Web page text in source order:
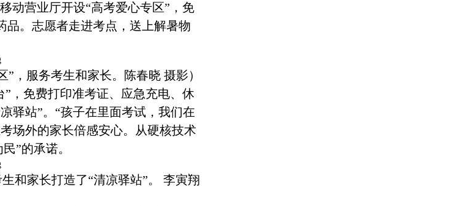
动营业厅开设“高考爱心专区”，免
品。志愿者走进考点，送上解暑物
”，服务考生和家长。陈春晓 摄影）
”，免费打印准考证、应急充电、休
驿站”。“孩子在里面考试，我们在
场外的家长倍感安心。从硬核技术
”的承诺。
和家长打造了“清凉驿站”。 李寅翔